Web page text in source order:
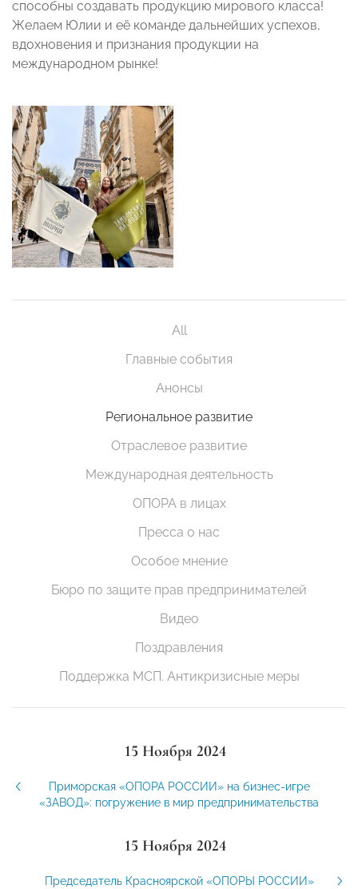
способны создавать продукцию мирового класса!
Желаем Юлии и её команде дальнейших успехов,
вдохновения и признания продукции на
международном рынке!
All
Главные события
Анонсы
Региональное развитие
Отраслевое развитие
Международная деятельность
ОПОРА в лицах
Пресса о нас
Особое мнение
Бюро по защите прав предпринимателей
Видео
Поздравления
Поддержка МСП. Антикризисные меры
15 Ноября 2024
Приморская «ОПОРА РОССИИ» на бизнес-игре
«ЗАВОД»: погружение в мир предпринимательства
15 Ноября 2024
Председатель Красноярской «ОПОРЫ РОССИИ»